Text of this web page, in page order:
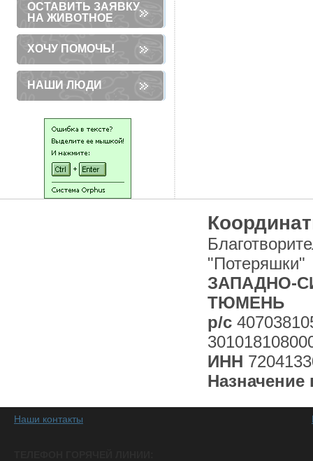
ОСТАВИТЬ ЗАЯВКУ
НА ЖИВОТНОЕ
ХОЧУ ПОМОЧЬ!
НАШИ ЛЮДИ
"Потеряшки"
ЗАПАДНО-
ТЮМЕНЬ
р/с
ИНН
Назначение
Наши контакты